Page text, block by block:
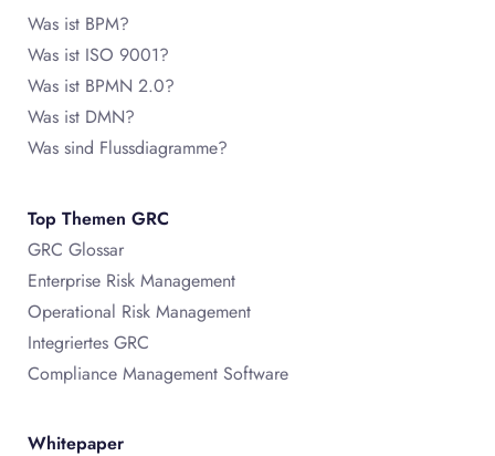
Was ist BPM?
Was ist ISO 9001?
Was ist BPMN 2.0?
Was ist DMN?
Was sind Flussdiagramme?
Top Themen GRC
GRC Glossar
Enterprise Risk Management
Operational Risk Management
Integriertes GRC
Compliance Management Software
Whitepaper